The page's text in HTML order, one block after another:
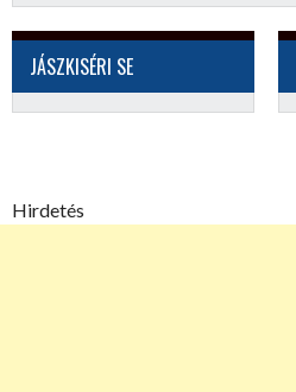
JÁSZKISÉRI SE
Hirdetés